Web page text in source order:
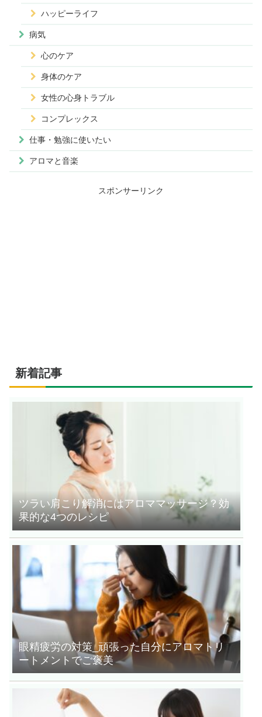
ハッピーライフ
病気
心のケア
身体のケア
女性の心身トラブル
コンプレックス
仕事・勉強に使いたい
アロマと音楽
スポンサーリンク
新着記事
ツラい肩こり解消にはアロママッサージ？効
果的な4つのレシピ
眼精疲労の対策_頑張った自分にアロマトリ
ートメントでご褒美